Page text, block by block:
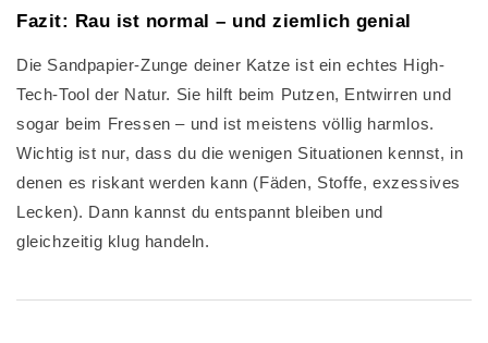
Fazit: Rau ist normal – und ziemlich genial
Die Sandpapier-Zunge deiner Katze ist ein echtes High-
Tech-Tool der Natur. Sie hilft beim Putzen, Entwirren und
sogar beim Fressen – und ist meistens völlig harmlos.
Wichtig ist nur, dass du die wenigen Situationen kennst, in
denen es riskant werden kann (Fäden, Stoffe, exzessives
Lecken). Dann kannst du entspannt bleiben und
gleichzeitig klug handeln.